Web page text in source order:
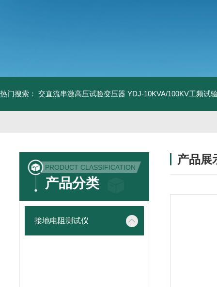
热门搜索： 交直流串激高压试验变压器 YDJ-10KVA/100KV工频试
PRODUCT CLASSIFICATION
产品分类
接地电阻测试仪
产品展